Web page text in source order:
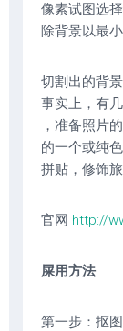
像素试图选
除背景以最
切割出的背
事实上，有
，准备照片
的一个或纯
拼贴，修饰
官网 http://
屎用方法
第一步：抠